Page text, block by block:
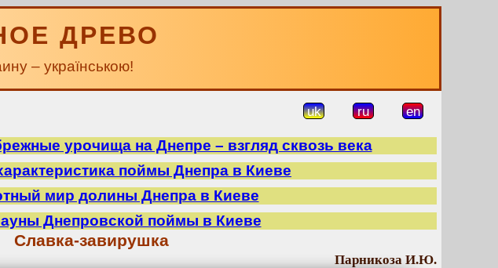
ДРЕВО
– українською!
uk ru en
урочища на Днепре – взгляд сквозь века
поймы Днепра в Киеве
мир долины Днепра в Киеве
Днепровской поймы в Киеве
Славка-завирушка
Парникоза И.Ю.